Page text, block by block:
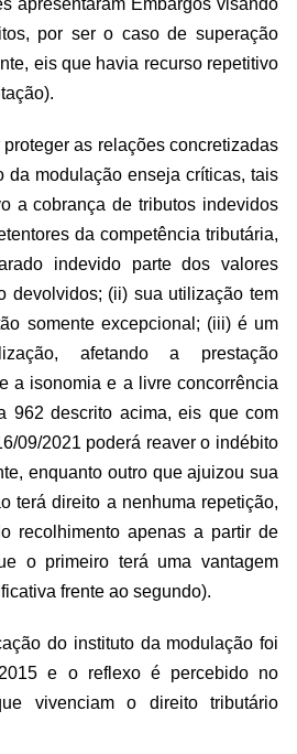
apresentaram Embargos visando
por ser o caso de superação
eis que havia recurso repetitivo
as relações concretizadas
da modulação enseja críticas, tais
a cobrança de tributos indevidos
da competência tributária,
indevido parte dos valores
devolvidos; (ii) sua utilização tem
somente excepcional; (iii) é um
afetando a prestação
a isonomia e a livre concorrência
962 descrito acima, eis que com
09/2021 poderá reaver o indébito
enquanto outro que ajuizou sua
terá direito a nenhuma repetição,
recolhimento apenas a partir de
o primeiro terá uma vantagem
frente ao segundo).
do instituto da modulação foi
e o reflexo é percebido no
vivenciam o direito tributário